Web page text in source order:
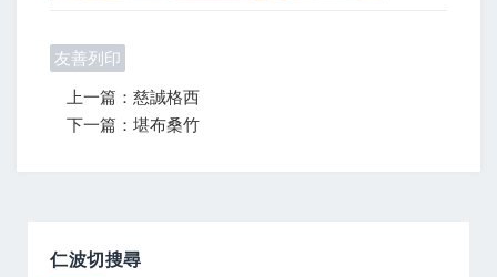
友善列印
上一篇：慈誠格西
下一篇：堪布桑竹
仁波切搜尋